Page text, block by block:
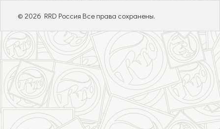
© 2026 RRD Россия Все права сохранены.